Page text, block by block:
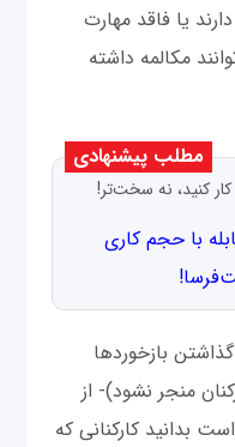
یا فاقد مهارت
مکالمه داشته
مطلب پیشنهادی
کنید، نه سخت‌تر!
با حجم‌ کاری
بازخوردها
منجر نشود)- از
بدانید کارکنانی که